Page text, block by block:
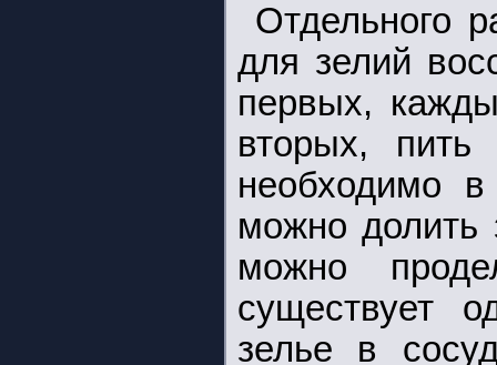
Отдельного
для зелий
первых,
вторых,
необходимо
можно долить
можно
существует
зелье в